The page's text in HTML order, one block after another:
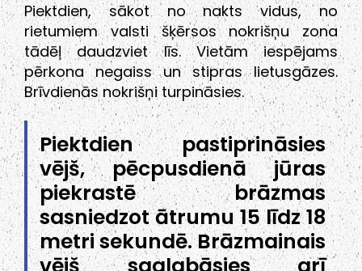
Piektdien, sākot no nakts vidus, no
rietumiem valsti šķērsos nokrišņu zona
tādēļ daudzviet līs. Vietām iespējams
pērkona negaiss un stipras lietusgāzes.
Brīvdienās nokrišņi turpināsies.
Piektdien pastiprināsies
vējš, pēcpusdienā jūras
piekrastē brāzmas
sasniedzot ātrumu 15 līdz 18
metri sekundē. Brāzmainais